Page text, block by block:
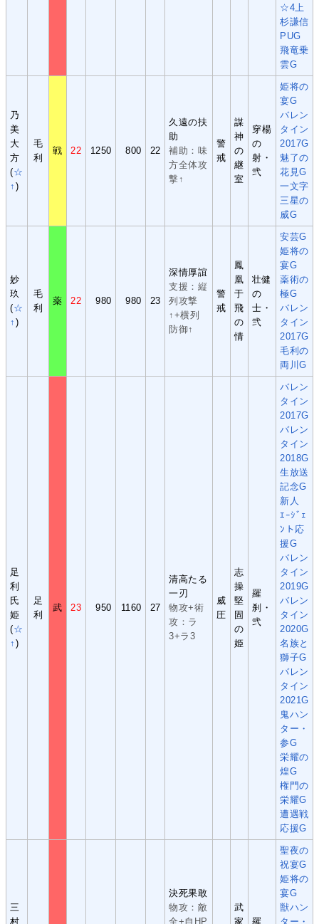
☆4上
杉謙信
PUG
飛竜乗
雲G
乃
美
大
方
(☆
↑ )
毛
利
戦 22 1250 800 22
久遠の扶
助
補助：味
方全体攻
撃↑
警
戒
謀
神
の
継
室
穿楊
の
射・
弐
姫将の
宴G
バレン
タイン
2017G
魅了の
花見G
一文字
三星の
威G
妙
玖
(☆
↑ )
毛
利
薬 22 980 980 23
深情厚誼
支援：縦
列攻撃
↑+横列
防御↑
警
戒
鳳
凰
于
飛
の
情
壮健
の
士・
弐
安芸G
姫将の
宴G
薬術の
極G
バレン
タイン
2017G
毛利の
両川G
足
利
氏
姫
(☆
↑ )
足
利
武 23 950 1160 27
清高たる
一刃
物攻+術
攻：ラ
3+ラ3
威
圧
志
操
堅
固
の
姫
羅
刹・
弐
バレン
タイン
2017G
バレン
タイン
2018G
生放送
記念G
新人
ｴｰｼﾞｪ
ﾝト応
援G
バレン
タイン
2019G
バレン
タイン
2020G
名族と
獅子G
バレン
タイン
2021G
鬼ハン
ター・
参G
栄耀の
煌G
権門の
栄耀G
遭遇戦
応援G
三
村
決死果敢
物攻：敵
全+自HP
武
家
羅
聖夜の
祝宴G
姫将の
宴G
獣ハン
ター・